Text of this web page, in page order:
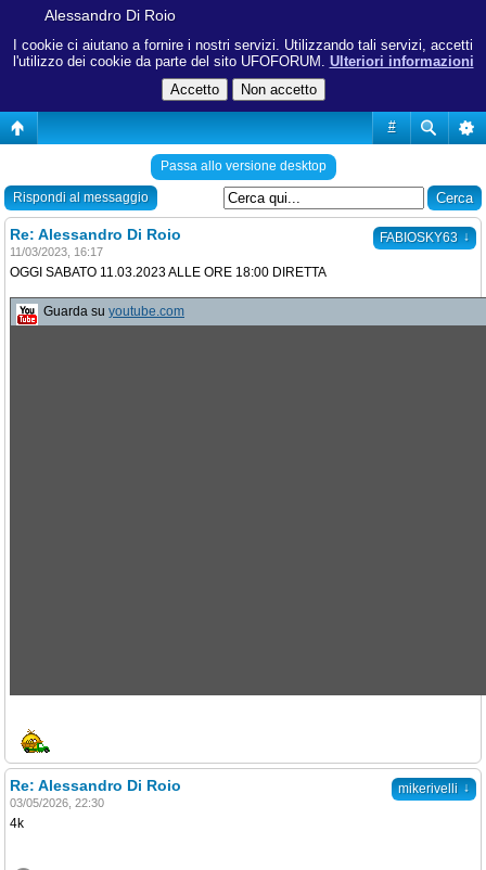
I cookie ci aiutano a fornire i nostri servizi. Utilizzando tali servizi, accetti
l'utilizzo dei cookie da parte del sito UFOFORUM. Ulteriori informazioni
#
Alessandro Di Roio
Passa allo versione desktop
Rispondi al messaggio
FABIOSKY63 ↓
Re: Alessandro Di Roio
11/03/2023, 16:17
OGGI SABATO 11.03.2023 ALLE ORE 18:00 DIRETTA
Guarda su youtube.com
mikerivelli ↓
Re: Alessandro Di Roio
03/05/2026, 22:30
4k